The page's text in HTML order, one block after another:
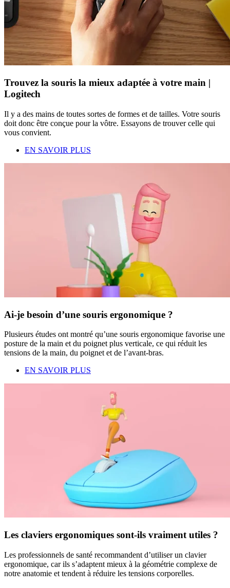
Trouvez la souris la mieux adaptée à votre main |
Logitech
Il y a des mains de toutes sortes de formes et de tailles. Votre souris
doit donc être conçue pour la vôtre. Essayons de trouver celle qui
vous convient.
EN SAVOIR PLUS
Ai-je besoin d’une souris ergonomique ?
Plusieurs études ont montré qu’une souris ergonomique favorise une
posture de la main et du poignet plus verticale, ce qui réduit les
tensions de la main, du poignet et de l’avant-bras.
EN SAVOIR PLUS
Les claviers ergonomiques sont-ils vraiment utiles ?
Les professionnels de santé recommandent d’utiliser un clavier
ergonomique, car ils s’adaptent mieux à la géométrie complexe de
notre anatomie et tendent à réduire les tensions corporelles.